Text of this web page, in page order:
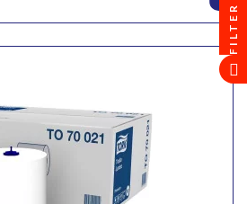
FILTER